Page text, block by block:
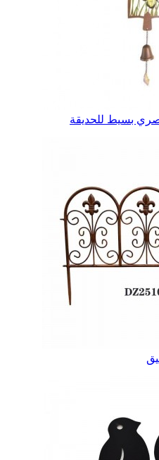
بسيط للحديقة